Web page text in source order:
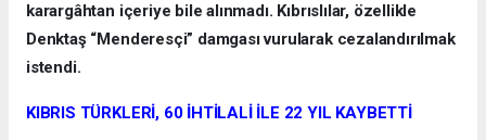
karargâhtan içeriye bile alınmadı. Kıbrıslılar, özellikle
Denktaş “Menderesçi” damgası vurularak cezalandırılmak
istendi.
KIBRIS TÜRKLERİ, 60 İHTİLALİ İLE 22 YIL KAYBETTİ